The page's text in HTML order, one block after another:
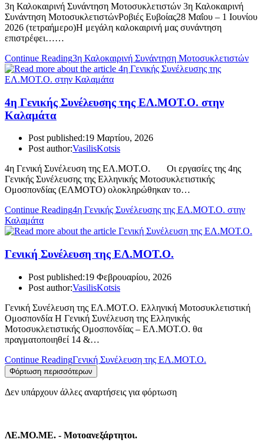
3η Καλοκαιρινή Συνάντηση Μοτοσυκλετιστών 3η Καλοκαιρινή
Συνάντηση ΜοτοσυκλετιστώνΡοβιές Ευβοίας28 Μαΐου – 1 Ιουνίου
2026 (τετραήμερο)Η μεγάλη καλοκαιρινή μας συνάντηση
επιστρέφει……
Continue Reading3η Καλοκαιρινή Συνάντηση Μοτοσυκλετιστών
4η Γενικής Συνέλευσης της ΕΛ.ΜΟΤ.Ο. στην
Καλαμάτα
Post published:19 Μαρτίου, 2026
Post author:VasilisKotsis
4η Γενική Συνέλευση της ΕΛ.ΜΟΤ.Ο. Οι εργασίες της 4ης
Γενικής Συνέλευσης της Ελληνικής Μοτοσυκλετιστικής
Ομοσπονδίας (ΕΛΜΟΤΟ) ολοκληρώθηκαν το…
Continue Reading4η Γενικής Συνέλευσης της ΕΛ.ΜΟΤ.Ο. στην
Καλαμάτα
Γενική Συνέλευση της ΕΛ.ΜΟΤ.Ο.
Post published:19 Φεβρουαρίου, 2026
Post author:VasilisKotsis
Γενική Συνέλευση της ΕΛ.ΜΟΤ.Ο. Ελληνική Μοτοσυκλετιστική
Ομοσπονδία Η Γενική Συνέλευση της Ελληνικής
Μοτοσυκλετιστικής Ομοσπονδίας – ΕΛ.ΜΟΤ.Ο. θα
πραγματοποιηθεί 14 &…
Continue ReadingΓενική Συνέλευση της ΕΛ.ΜΟΤ.Ο.
Φόρτωση περισσότερων
Δεν υπάρχουν άλλες αναρτήσεις για φόρτωση
ΛΕ.ΜΟ.ΜΕ. - Μοτοανεξάρτητοι.